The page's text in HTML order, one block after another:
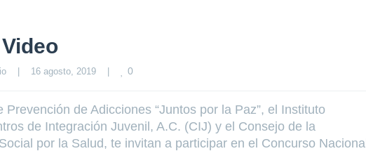
16 agosto, 2019 0
de Adicciones “Juntos por la Paz”, el Instituto
de Integración Juvenil, A.C. (CIJ) y el Consejo de la
por la Salud, te invitan a participar en el Concurso Nacional